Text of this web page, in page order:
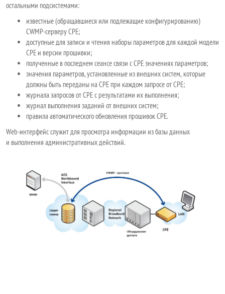
остальными подсистемами:
известные (обращавшиеся или подлежащие конфигурированию)
CWMP-серверу CPE;
доступные для записи и чтения наборы параметров для каждой модели
CPE и версии прошивки;
полученные в последнем сеансе связи с CPE значениях параметров;
значения параметров, установленные из внешних систем, которые
должны быть переданы на CPE при каждом запросе от CPE;
журнала запросов от CPE с результатами их выполнения;
журнал выполнения заданий от внешних систем;
правила автоматического обновления прошивок CPE.
Web-интерфейс служит для просмотра информации из базы данных
и выполнения административных действий.